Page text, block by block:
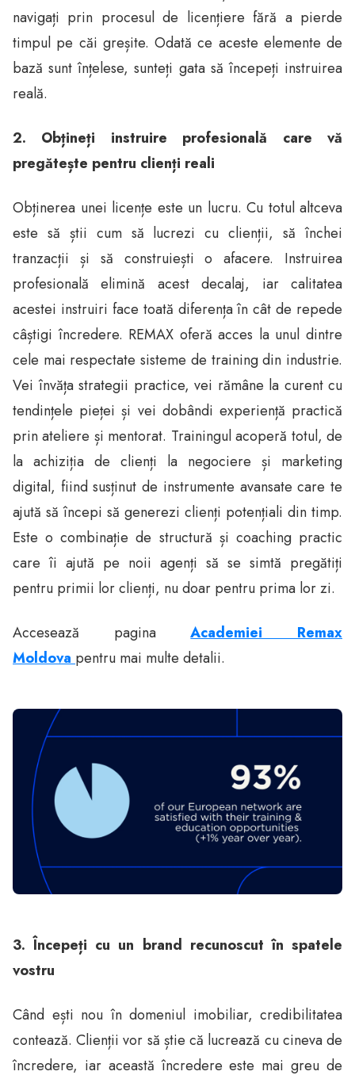
navigați prin procesul de licențiere fără a pierde
timpul pe căi greșite. Odată ce aceste elemente de
bază sunt înțelese, sunteți gata să începeți instruirea
reală.
2. Obțineți instruire profesională care vă
pregătește pentru clienți reali
Obținerea unei licențe este un lucru. Cu totul altceva
este să știi cum să lucrezi cu clienții, să închei
tranzacții și să construiești o afacere. Instruirea
profesională elimină acest decalaj, iar calitatea
acestei instruiri face toată diferența în cât de repede
câștigi încredere. REMAX oferă acces la unul dintre
cele mai respectate sisteme de training din industrie.
Vei învăța strategii practice, vei rămâne la curent cu
tendințele pieței și vei dobândi experiență practică
prin ateliere și mentorat. Trainingul acoperă totul, de
la achiziția de clienți la negociere și marketing
digital, fiind susținut de instrumente avansate care te
ajută să începi să generezi clienți potențiali din timp.
Este o combinație de structură și coaching practic
care îi ajută pe noii agenți să se simtă pregătiți
pentru primii lor clienți, nu doar pentru prima lor zi.
Accesează paginaAcademiei Remax
Moldova pentru mai multe detalii.
3. Începeți cu un brand recunoscut în spatele
vostru
Când ești nou în domeniul imobiliar, credibilitatea
contează. Clienții vor să știe că lucrează cu cineva de
încredere, iar această încredere este mai greu de